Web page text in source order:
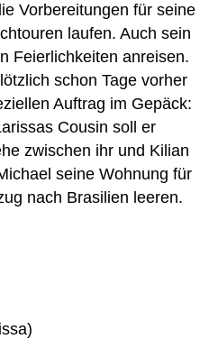
Vorbereitungen für seine
laufen. Auch sein
Feierlichkeiten anreisen.
schon Tage vorher
Auftrag im Gepäck:
Cousin soll er
zwischen ihr und Kilian
seine Wohnung für
nach Brasilien leeren.